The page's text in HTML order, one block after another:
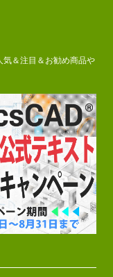
気＆注目＆お勧め商品や